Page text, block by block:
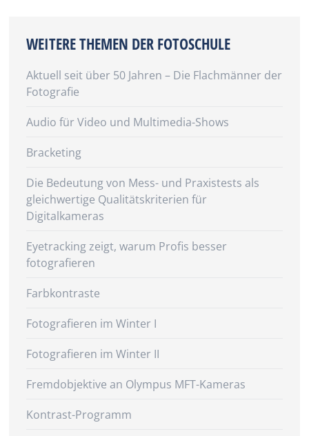
WEITERE THEMEN DER FOTOSCHULE
Aktuell seit über 50 Jahren – Die Flachmänner der
Fotografie
Audio für Video und Multimedia-Shows
Bracketing
Die Bedeutung von Mess- und Praxistests als
gleichwertige Qualitätskriterien für
Digitalkameras
Eyetracking zeigt, warum Profis besser
fotografieren
Farbkontraste
Fotografieren im Winter I
Fotografieren im Winter II
Fremdobjektive an Olympus MFT-Kameras
Kontrast-Programm